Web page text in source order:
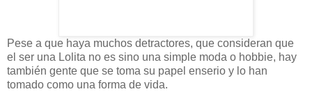
Pese a que haya muchos detractores, que consideran que
el ser una Lolita no es sino una simple moda o hobbie, hay
también gente que se toma su papel enserio y lo han
tomado como una forma de vida.